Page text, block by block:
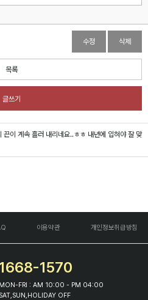
수정 삭제
목록
글쓰기
끈이 계속 흘러 내리네요..ㅎㅎ 내년에 입혀야 잘 맞
이용약관 개인정보취급방침
1668-1570
MON-FRI : AM 10:00 - PM 04:00
SAT,SUN,HOLIDAY OFF